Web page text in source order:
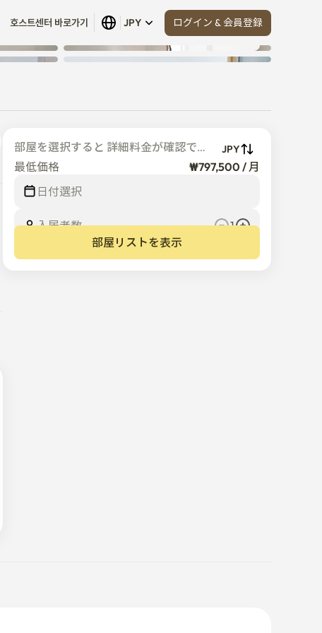
호스트센터 바로가기 JPY ログイン & 会員登録
すべて見る (10)
部屋を選択すると 詳細料金が確認でき
ます
JPY
最低価格
₩797,500 / 月
日付選択
入居者数
1
部屋リストを表示